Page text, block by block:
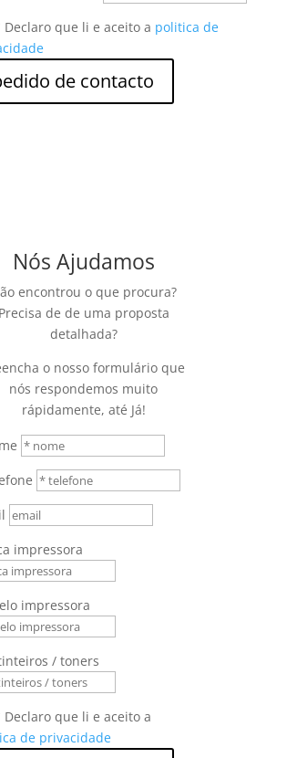
Declaro que li e aceito a politica de
de contacto
Nós Ajudamos
encontrou o que procura?
Precisa de de uma proposta
detalhada?
o nosso formulário que
nós respondemos muito
rápidamente, até Já!
impressora
impressora
/ toners
Declaro que li e aceito a
de privacidade